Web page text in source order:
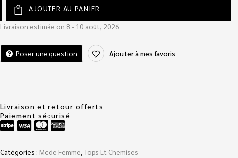
AJOUTER AU PANIER
Livraison estimée on 8 - 10 août, 2026
Poser une question Ajouter à mes favoris
Livraison et retour offerts
Paiement sécurisé
Catégories : Mode Femme, Tops Et Chemises